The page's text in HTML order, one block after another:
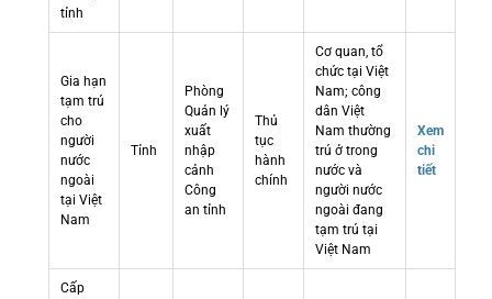
tỉnh
Gia hạn
tạm trú
cho
người
nước
ngoài
tại Việt
Nam
Tỉnh
Phòng
Quản lý
xuất
nhập
cảnh
Công
an tỉnh
Thủ
tục
hành
chính
Cơ quan, tổ
chức tại Việt
Nam; công
dân Việt
Nam thường
trú ở trong
nước và
người nước
ngoài đang
tạm trú tại
Việt Nam
Xem
chi
tiết
Cấp